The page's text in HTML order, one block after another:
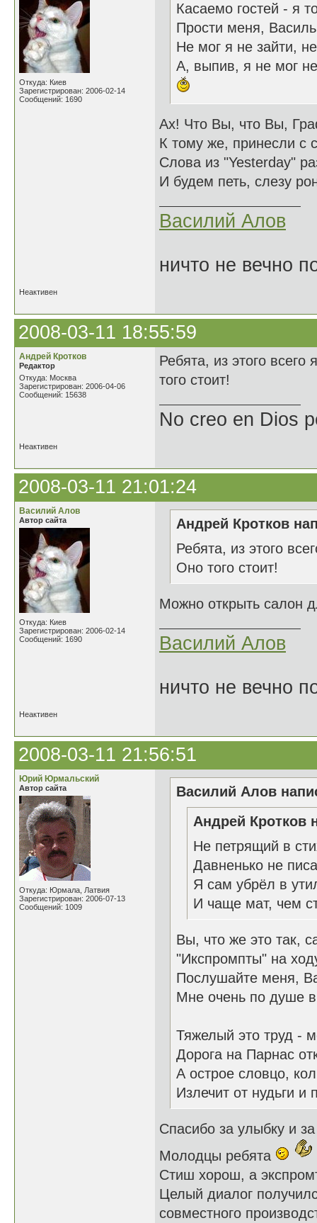
Откуда: Киев
Зарегистрирован: 2006-02-14
Сообщений: 1690
Касаемо гостей - я
Прости меня,
Не мог я не зайти,
А, выпив, я не мог
Ах! Что Вы, что Вы,
К тому же, принесли с
Слова из "Yesterday"
И будем петь, слезу
Василий Алов
ничто не вечно
Неактивен
2008-03-11 18:55:59
Андрей Кротков
Редактор
Откуда: Москва
Зарегистрирован: 2006-04-06
Сообщений: 15638
Ребята, из этого
того стоит!
No creo en Dios
Неактивен
2008-03-11 21:01:24
Василий Алов
Автор сайта
Откуда: Киев
Зарегистрирован: 2006-02-14
Сообщений: 1690
Андрей Кротков
Ребята, из этого
Оно того стоит!
Можно открыть салон
Василий Алов
ничто не вечно
Неактивен
2008-03-11 21:56:51
Юрий Юрмальский
Автор сайта
Откуда: Юрмала, Латвия
Зарегистрирован: 2006-07-13
Сообщений: 1009
Василий Алов
Андрей Кротков
Не петрящий в
Давненько не
Я сам убрёл в
И чаще мат, чем
Вы, что же это так,
"Икспромпты" на
Послушайте меня,
Мне очень по душе
Тяжелый это труд -
Дорога на Парнас
А острое словцо,
Излечит от нудьги и
Спасибо за улыбку и
Молодцы ребята
Стиш хорош, а
Целый диалог
совместного